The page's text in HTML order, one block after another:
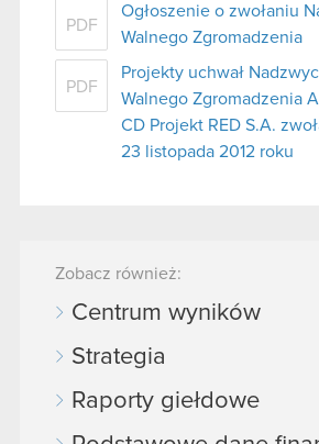
PDF
Ogłoszenie o zwołaniu
Walnego Zgromadzenia
PDF
Projekty uchwał
Walnego Zgromadzenia
CD Projekt RED S.A.
23 listopada 2012 roku
Zobacz również:
Centrum wyników
Strategia
Raporty giełdowe